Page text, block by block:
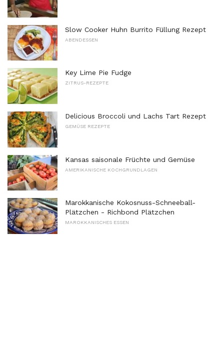
Slow Cooker Huhn Burrito Füllung Rezept
ABENDESSEN
Key Lime Pie Fudge
ZITRUS-REZEPTE
Delicious Broccoli und Lachs Tart Rezept
GEMÜSE REZEPTE
Kansas saisonale Früchte und Gemüse
AMERIKANISCHE KOCHGRUNDLAGEN
Marokkanische Kokosnuss-Schneeball-
Plätzchen - Richbond Plätzchen
MAROKKANISCHES ESSEN